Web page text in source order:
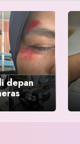
depan